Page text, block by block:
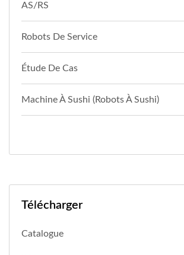
AS/RS
Robots De Service
Étude De Cas
Machine À Sushi (Robots À Sushi)
Télécharger
Catalogue